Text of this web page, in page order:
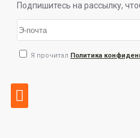
Подпишитесь на рассылку,
Я прочитал Политика